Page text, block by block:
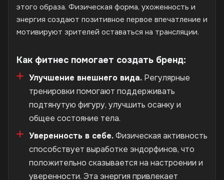
этого образа. Физическая форма, ухоженность и
энергия создают позитивное первое впечатление и
мотивируют зрителей оставаться на трансляции.
Как фитнес помогает создать бренд:
Улучшение внешнего вида. Регулярные
тренировки помогают поддерживать
подтянутую фигуру, улучшить осанку и
общее состояние тела.
Уверенность в себе.Физическая активность
способствует выработке эндорфинов, что
положительно сказывается на настроении и
уверенности. Эта энергия привлекает